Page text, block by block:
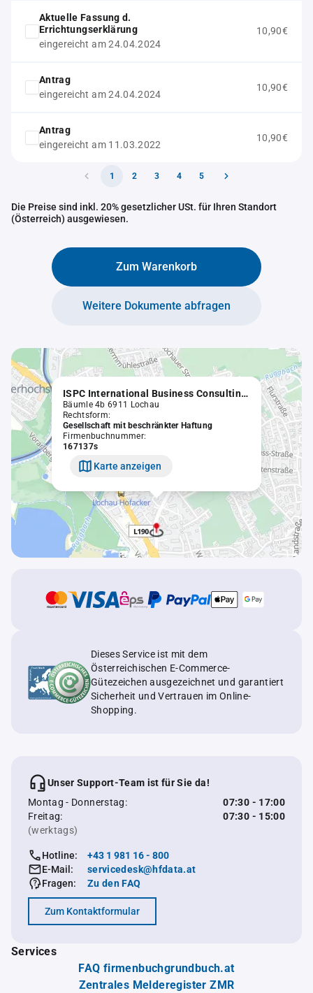
Aktuelle Fassung d.
Errichtungserklärung
eingereicht am 24.04.2024
10,90€
Antrag
eingereicht am 24.04.2024
10,90€
Antrag
eingereicht am 11.03.2022
10,90€
1 2 3 4 5
Die Preise sind inkl. 20% gesetzlicher USt. für Ihren Standort
(Österreich) ausgewiesen.
Zum Warenkorb
Weitere Dokumente abfragen
ISPC International Business Consulting GmbH
Bäumle 4b 6911 Lochau
Rechtsform:
Gesellschaft mit beschränkter Haftung
Firmenbuchnummer:
167137s
Karte anzeigen
Dieses Service ist mit dem
Österreichischen E-Commerce-
Gütezeichen ausgezeichnet und garantiert
Sicherheit und Vertrauen im Online-
Shopping.
Unser Support-Team ist für Sie da!
Montag - Donnerstag:
07:30 - 17:00
Freitag:
07:30 - 15:00
(werktags)
Hotline:
+43 1 981 16 - 800
E-Mail:
servicedesk@hfdata.at
Fragen:
Zu den FAQ
Zum Kontaktformular
Services
FAQ firmenbuchgrundbuch.at
Zentrales Melderegister ZMR